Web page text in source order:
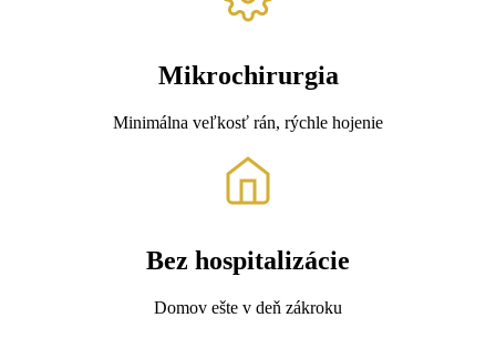
Mikrochirurgia
Minimálna veľkosť rán, rýchle hojenie
Bez hospitalizácie
Domov ešte v deň zákroku